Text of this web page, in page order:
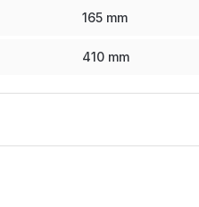
165 mm
410 mm